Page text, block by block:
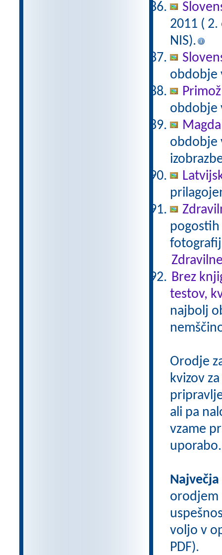
2011 (
NIS).
obdobje
obdobje
obdobje
pogostih
Brez
testov,
najbolj
Orodje
kvizov za
ali pa
vzame
uporabo.
orodjem
voljo v
PDF).